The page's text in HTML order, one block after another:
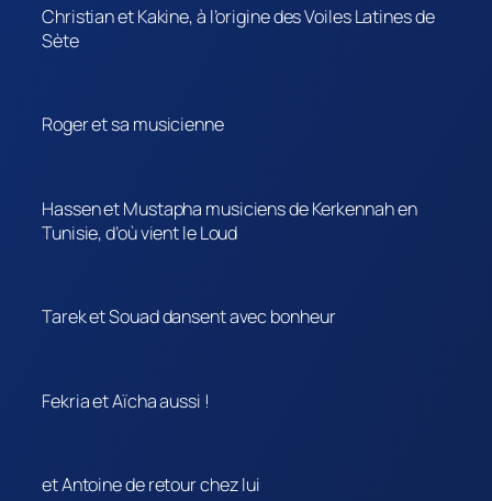
Christian et Kakine, à l’origine des Voiles Latines de
Sète
Roger et sa musicienne
Hassen et Mustapha musiciens de Kerkennah en
Tunisie, d’où vient le Loud
Tarek et Souad dansent avec bonheur
Fekria et Aïcha aussi !
et Antoine de retour chez lui